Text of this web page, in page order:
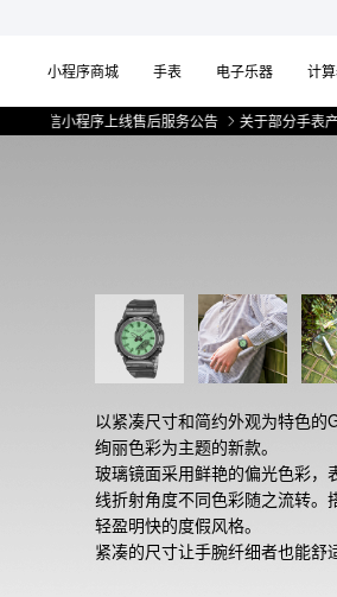
小程序商城 手表 电子乐器 计
小程序上线售后服务公告 关于部分手表产品实施
以紧凑尺寸和简约外观为特色的
绚丽色彩为主题的新款。
玻璃镜面采用鲜艳的偏光色彩，
线折射角度不同色彩随之流转。
轻盈明快的度假风格。
紧凑的尺寸让手腕纤细者也能舒